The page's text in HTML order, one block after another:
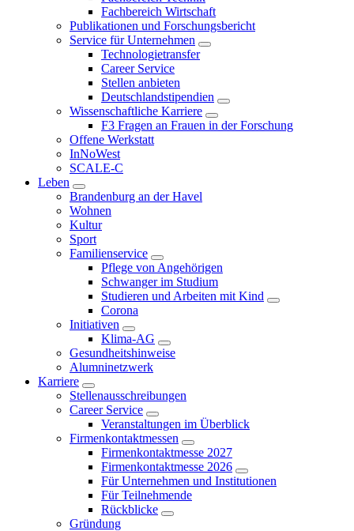
Fachbereich Wirtschaft
Publikationen und Forschungsbericht
Service für Unternehmen
Technologietransfer
Career Service
Stellen anbieten
Deutschlandstipendien
Wissenschaftliche Karriere
F3 Fragen an Frauen in der Forschung
Offene Werkstatt
InNoWest
SCALE-C
Leben
Brandenburg an der Havel
Wohnen
Kultur
Sport
Familienservice
Pflege von Angehörigen
Schwanger im Studium
Studieren und Arbeiten mit Kind
Corona
Initiativen
Klima-AG
Gesundheitshinweise
Alumninetzwerk
Karriere
Stellenausschreibungen
Career Service
Veranstaltungen im Überblick
Firmenkontaktmessen
Firmenkontaktmesse 2027
Firmenkontaktmesse 2026
Für Unternehmen und Institutionen
Für Teilnehmende
Rückblicke
Gründung